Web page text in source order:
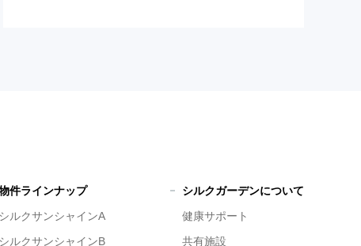
件ラインナップ
シルクサンシャインA
シルクサンシャインB
シルクガーデンについて
健康サポート
共有施設